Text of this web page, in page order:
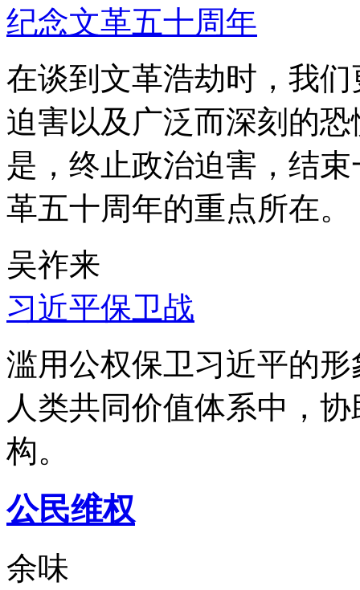
纪念文革五十周年
在谈到文革浩劫时，我
迫害以及广泛而深刻的
是，终止政治迫害，结
革五十周年的重点所在。
吴祚来
习近平保卫战
滥用公权保卫习近平的
人类共同价值体系中，
构。
公民维权
余味